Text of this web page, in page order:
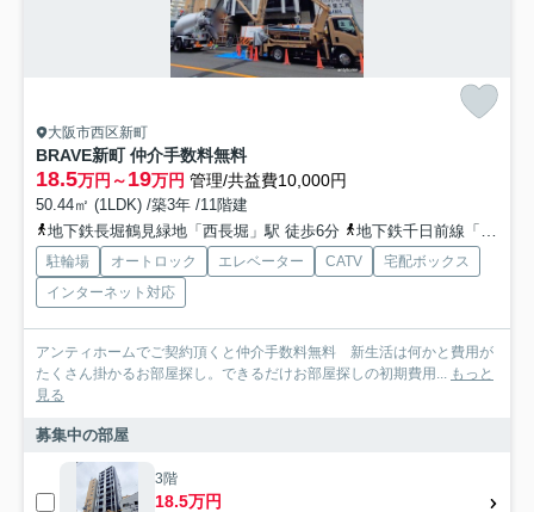
大阪市西区新町
BRAVE新町 仲介手数料無料
18.5万円～19万円 管理/共益費10,000円
50.44㎡ (1LDK) /築3年 /11階建
地下鉄長堀鶴見緑地「西長堀」駅 徒歩6分
地下鉄千日前線「阿波座」駅 徒歩11分
駐輪場 オートロック エレベーター CATV
宅配ボックス
インターネット対応
アンティホームでご契約頂くと仲介手数料無料 新生活は何かと費用が
たくさん掛かるお部屋探し。できるだけお部屋探しの初期費用... もっと
見る
募集中の部屋
3階
18.5万円